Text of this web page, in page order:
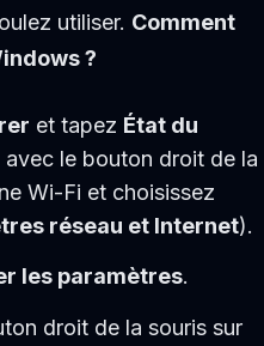
utiliser. Comment
?
et tapez État du
avec le bouton droit de la
Wi-Fi et choisissez
réseau et Internet).
les paramètres.
droit de la souris sur